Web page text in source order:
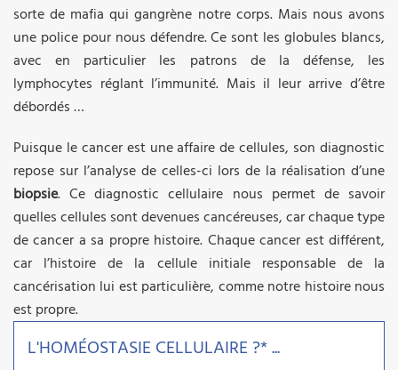
sorte de mafia qui gangrène notre corps. Mais nous avons
une police pour nous défendre. Ce sont les globules blancs,
avec en particulier les patrons de la défense, les
lymphocytes réglant l’immunité. Mais il leur arrive d’être
débordés …
Puisque le cancer est une affaire de cellules, son diagnostic
repose sur l’analyse de celles-ci lors de la réalisation d’une
biopsie. Ce diagnostic cellulaire nous permet de savoir
quelles cellules sont devenues cancéreuses, car chaque type
de cancer a sa propre histoire. Chaque cancer est différent,
car l’histoire de la cellule initiale responsable de la
cancérisation lui est particulière, comme notre histoire nous
est propre.
L'HOMÉOSTASIE CELLULAIRE ?* ...